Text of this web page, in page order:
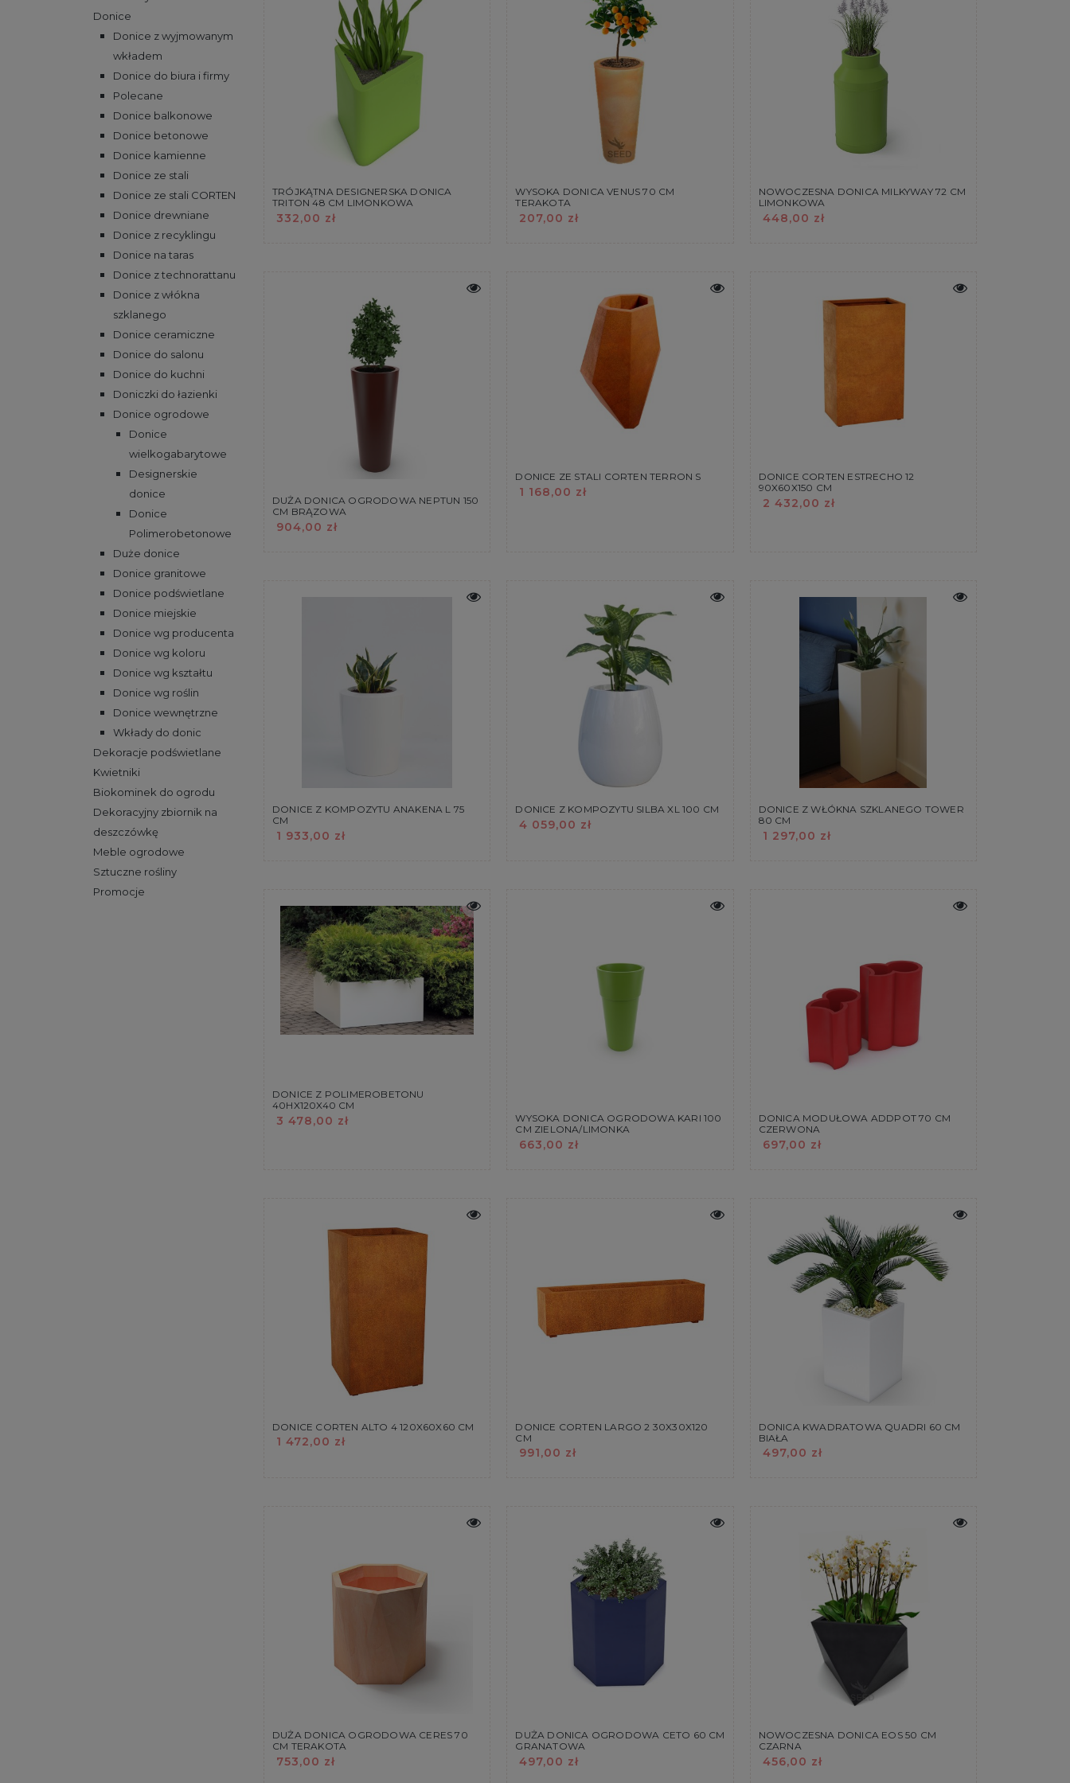
Donice
Donice z wyjmowanym
wkładem
Donice do biura i firmy
Polecane
Donice balkonowe
Donice betonowe
Donice kamienne
Donice ze stali
Donice ze stali CORTEN
Donice drewniane
Donice z recyklingu
Donice na taras
Donice z technorattanu
Donice z włókna
szklanego
Donice ceramiczne
Donice do salonu
Donice do kuchni
Doniczki do łazienki
Donice ogrodowe
Donice
wielkogabarytowe
Designerskie
donice
Donice
Polimerobetonowe
Duże donice
Donice granitowe
Donice podświetlane
Donice miejskie
Donice wg producenta
Donice wg koloru
Donice wg kształtu
Donice wg roślin
Donice wewnętrzne
Wkłady do donic
Dekoracje podświetlane
Kwietniki
Biokominek do ogrodu
Dekoracyjny zbiornik na
deszczówkę
Meble ogrodowe
Sztuczne rośliny
Promocje
TRÓJKĄTNA DESIGNERSKA DONICA
TRITON 48 CM LIMONKOWA
332,00 zł
WYSOKA DONICA VENUS 70 CM
TERAKOTA
207,00 zł
NOWOCZESNA DONICA MILKYWAY 72 CM
LIMONKOWA
448,00 zł
DUŻA DONICA OGRODOWA NEPTUN 150
CM BRĄZOWA
904,00 zł
DONICE ZE STALI CORTEN TERRON S
1 168,00 zł
DONICE CORTEN ESTRECHO 12
90X60X150 CM
2 432,00 zł
DONICE Z KOMPOZYTU ANAKENA L 75
CM
1 933,00 zł
DONICE Z KOMPOZYTU SILBA XL 100 CM
4 059,00 zł
DONICE Z WŁÓKNA SZKLANEGO TOWER
80 CM
1 297,00 zł
DONICE Z POLIMEROBETONU
40HX120X40 CM
3 478,00 zł
WYSOKA DONICA OGRODOWA KARI 100
CM ZIELONA/LIMONKA
663,00 zł
DONICA MODUŁOWA ADDPOT 70 CM
CZERWONA
697,00 zł
DONICE CORTEN ALTO 4 120X60X60 CM
1 472,00 zł
DONICE CORTEN LARGO 2 30X30X120
CM
991,00 zł
DONICA KWADRATOWA QUADRI 60 CM
BIAŁA
497,00 zł
DUŻA DONICA OGRODOWA CERES 70
CM TERAKOTA
753,00 zł
DUŻA DONICA OGRODOWA CETO 60 CM
GRANATOWA
497,00 zł
NOWOCZESNA DONICA EOS 50 CM
CZARNA
456,00 zł